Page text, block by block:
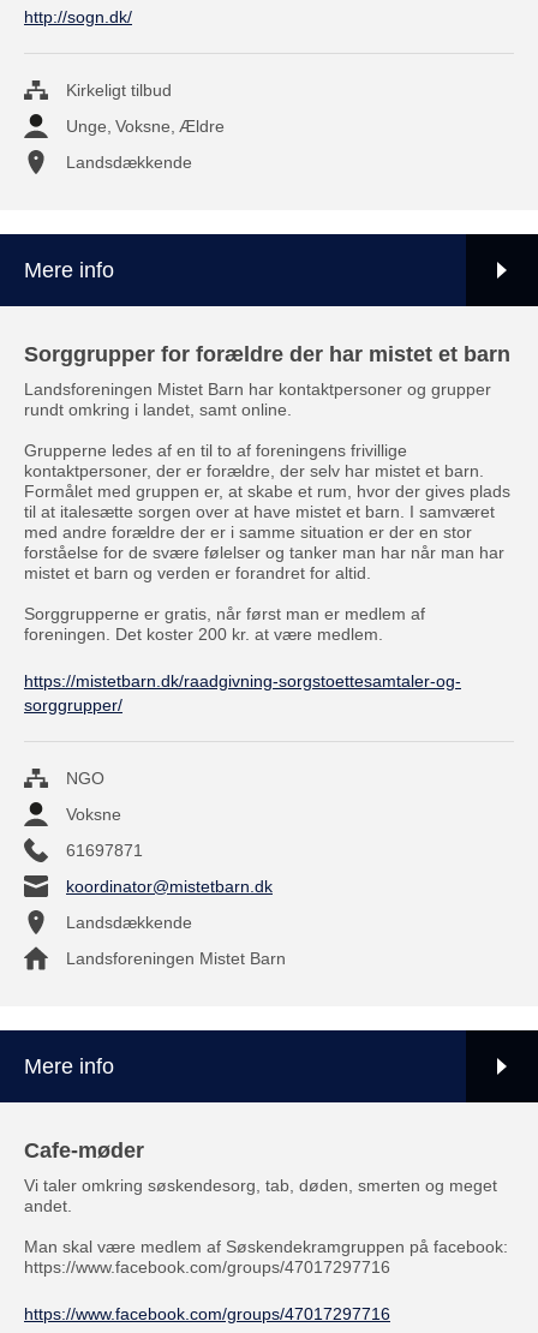
http://sogn.dk/
Kirkeligt tilbud
Unge Voksne Ældre
Landsdækkende
Mere info
Sorggrupper for forældre der har mistet et barn
Landsforeningen Mistet Barn har kontaktpersoner og grupper
rundt omkring i landet, samt online.
Grupperne ledes af en til to af foreningens frivillige
kontaktpersoner, der er forældre, der selv har mistet et barn.
Formålet med gruppen er, at skabe et rum, hvor der gives plads
til at italesætte sorgen over at have mistet et barn. I samværet
med andre forældre der er i samme situation er der en stor
forståelse for de svære følelser og tanker man har når man har
mistet et barn og verden er forandret for altid.
Sorggrupperne er gratis, når først man er medlem af
foreningen. Det koster 200 kr. at være medlem.
https://mistetbarn.dk/raadgivning-sorgstoettesamtaler-og-
sorggrupper/
NGO
Voksne
61697871
koordinator@mistetbarn.dk
Landsdækkende
Landsforeningen Mistet Barn
Mere info
Cafe-møder
Vi taler omkring søskendesorg, tab, døden, smerten og meget
andet.
Man skal være medlem af Søskendekramgruppen på facebook:
https://www.facebook.com/groups/47017297716
https://www.facebook.com/groups/47017297716